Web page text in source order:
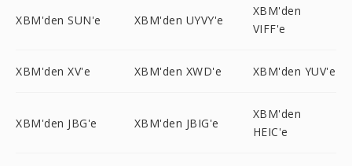
XBM'den SUN'e XBM'den UYVY'e
XBM'den
VIFF'e
XBM'den XV'e XBM'den XWD'e XBM'den YUV'e
XBM'den JBG'e XBM'den JBIG'e
XBM'den
HEIC'e